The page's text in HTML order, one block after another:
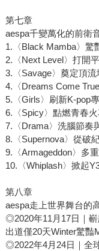
第七章
aespa千變萬化的前衛
1.〈Black Mamba〉驚
2.〈Next Level〉打開
3.〈Savage〉奠定頂
4.〈Dreams Come
5.〈Girls〉刷新K-pop
6.〈Spicy〉點燃青春
7.〈Drama〉洗腦節奏
8.〈Supernova〉從破
9.〈Armageddon〉多
10.〈Whiplash〉掀起
第八章
aespa走上世界舞台的
◎2020年11月17日｜嶄
出道僅20天Winter驚豔
◎2022年4月24日｜全